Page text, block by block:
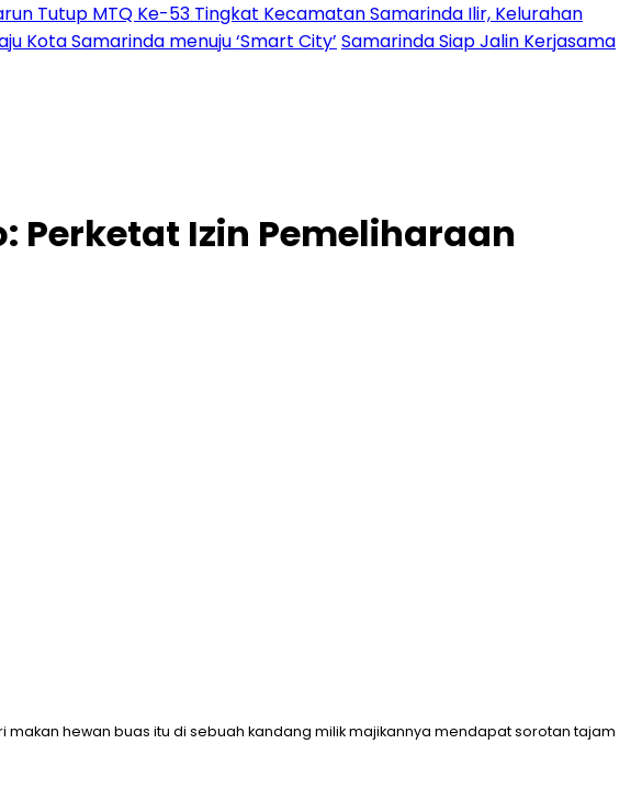
Tutup MTQ Ke-53 Tingkat Kecamatan Samarinda Ilir, Kelurahan
Kota Samarinda menuju ‘Smart City’ Samarinda Siap Jalin Kerjasama
Perketat Izin Pemeliharaan
hewan buas itu di sebuah kandang milik majikannya mendapat sorotan tajam